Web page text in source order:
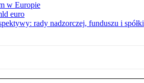
w Europie
euro
rady nadzorczej, funduszu i spółki